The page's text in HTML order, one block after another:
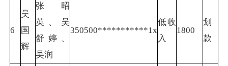
6
吴
国
辉
张昭
英、吴
舒婷、
吴润
350500***********1x
低收
入
1800
划
款